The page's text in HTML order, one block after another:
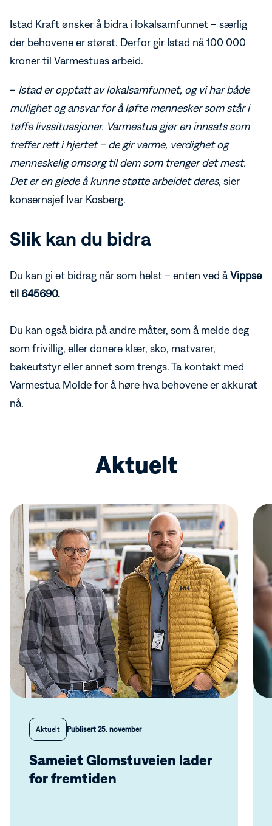
Istad Kraft ønsker å bidra i lokalsamfunnet – særlig
der behovene er størst. Derfor gir Istad nå 100 000
kroner til Varmestuas arbeid.
– Istad er opptatt av lokalsamfunnet, og vi har både
mulighet og ansvar for å løfte mennesker som står i
tøffe livssituasjoner. Varmestua gjør en innsats som
treffer rett i hjertet – de gir varme, verdighet og
menneskelig omsorg til dem som trenger det mest.
Det er en glede å kunne støtte arbeidet deres, sier
konsernsjef Ivar Kosberg.
Slik kan du bidra
Du kan gi et bidrag når som helst – enten ved åVippse
til 645690.
Du kan også bidra på andre måter, som å melde deg
som frivillig, eller donere klær, sko, matvarer,
bakeutstyr eller annet som trengs. Ta kontakt med
Varmestua Molde for å høre hva behovene er akkurat
nå.
Aktuelt
Aktuelt Publisert 25. november
Sameiet Glomstuveien lader
for fremtiden